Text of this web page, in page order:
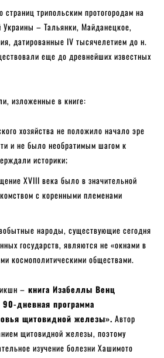
трипольским протогородам на
Украины – Тальянки, Майданецкое,
датированные IV тысячелетием до н.
еще до древнейших известных
изложенные в книге:
хозяйства не положило начало эре
и не было необратимым шагом к
историки;
XVIII века было в значительной
с коренными племенами
народы, существующие сегодня
государств, являются не «окнами в
космополитическими обществами.
– книга Изабеллы Венц
дневная программа
щитовидной железы». Автор
щитовидной железы, поэтому
изучение болезни Хашимото